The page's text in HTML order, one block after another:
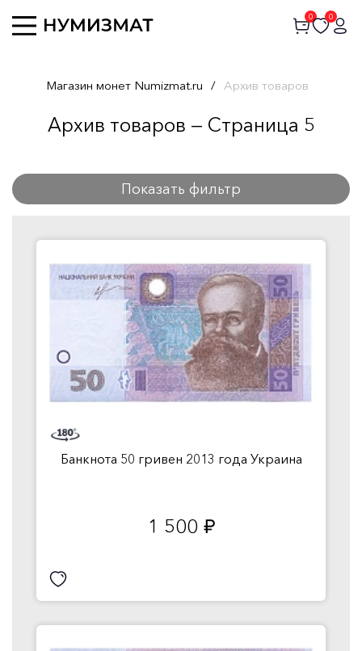
0 0
Магазин монет Numizmat.ru / Архив товаров
Архив товаров — Страница 5
Показать фильтр
Банкнота 50 гривен 2013 года Украина
1 500 руб.